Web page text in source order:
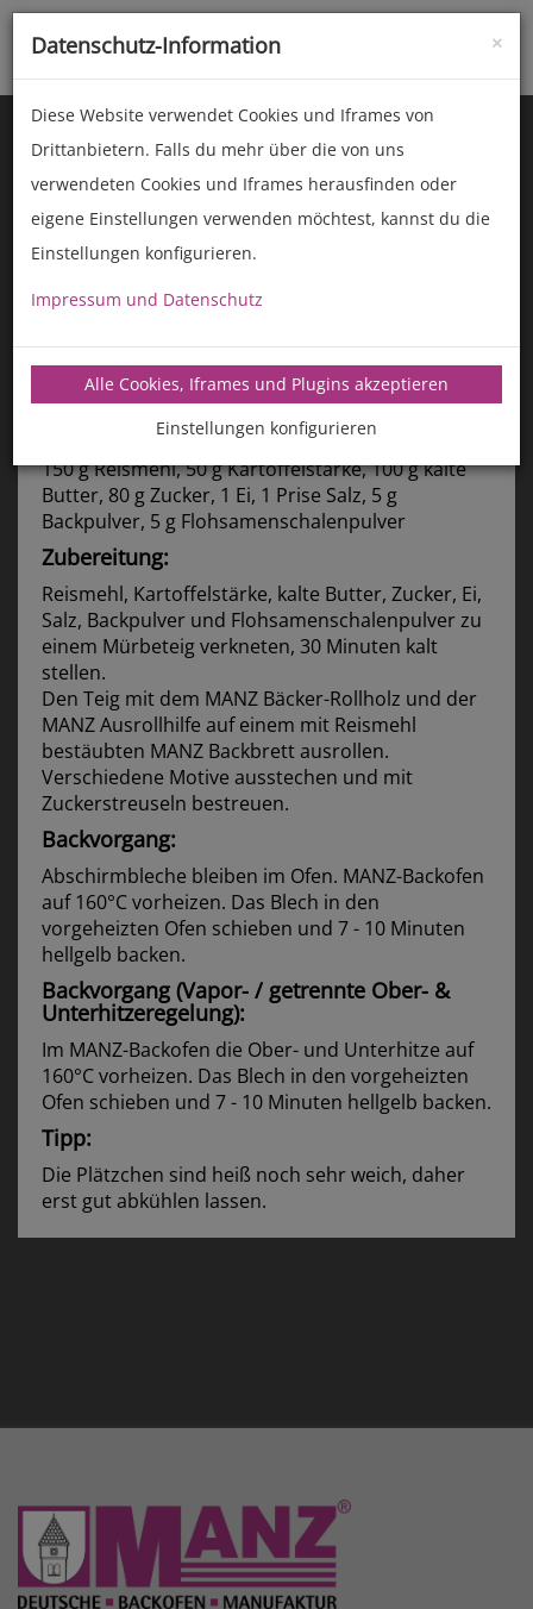
Toggle
Glutenfreie Ausstecherle
150 g Reismehl, 50 g Kartoffelstärke, 100 g kalte
Butter, 80 g Zucker, 1 Ei, 1 Prise Salz, 5 g
Backpulver, 5 g Flohsamenschalenpulver
Zubereitung:
Reismehl, Kartoffelstärke, kalte Butter, Zucker, Ei,
Salz, Backpulver und Flohsamenschalenpulver zu
einem Mürbeteig verkneten, 30 Minuten kalt
stellen.
Den Teig mit dem MANZ Bäcker-Rollholz und der
MANZ Ausrollhilfe auf einem mit Reismehl
bestäubten MANZ Backbrett ausrollen.
Verschiedene Motive ausstechen und mit
Zuckerstreuseln bestreuen.
Backvorgang:
Abschirmbleche bleiben im Ofen. MANZ-Backofen
auf 160°C vorheizen. Das Blech in den
vorgeheizten Ofen schieben und 7 - 10 Minuten
hellgelb backen.
Backvorgang (Vapor- / getrennte Ober- &
Unterhitzeregelung):
Im MANZ-Backofen die Ober- und Unterhitze auf
160°C vorheizen. Das Blech in den vorgeheizten
Ofen schieben und 7 - 10 Minuten hellgelb backen.
Tipp:
Die Plätzchen sind heiß noch sehr weich, daher
erst gut abkühlen lassen.
×
Datenschutz-Information
Diese Website verwendet Cookies und Iframes von
Drittanbietern. Falls du mehr über die von uns
verwendeten Cookies und Iframes herausfinden oder
eigene Einstellungen verwenden möchtest, kannst du die
Einstellungen konfigurieren.
Impressum und Datenschutz
Alle Cookies, Iframes und Plugins akzeptieren
Einstellungen konfigurieren